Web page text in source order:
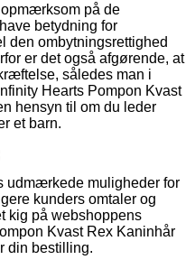
på de
betydning for
den ombytningsrettighed
er det også afgørende, at
således man i
Hearts Pompon Kvast
hensyn til om du leder
et barn.
udmærkede muligheder for
kunders omtaler og
kig på webshoppens
Kvast Rex Kaninhår
din bestilling.